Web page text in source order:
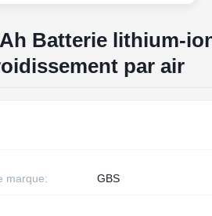
Batterie lithium-
par air
marque: GBS